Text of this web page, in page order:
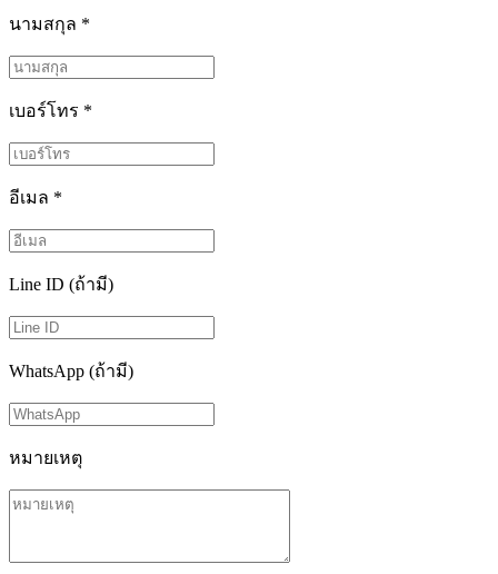
นามสกุล *
เบอร์โทร *
อีเมล *
Line ID (ถ้ามี)
WhatsApp (ถ้ามี)
หมายเหตุ